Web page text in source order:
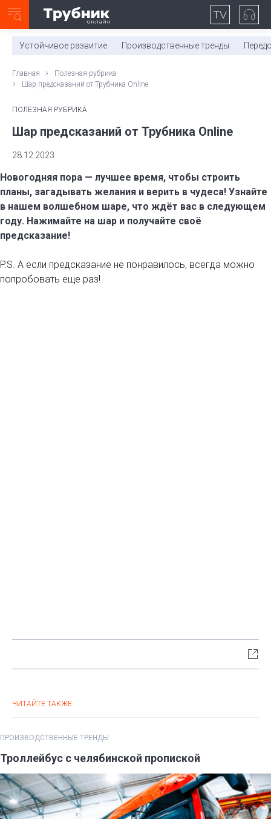
0:00/ 11:03
Устойчивое развитие Производственные тренды
Главная
Полезная рубрика
Шар предсказаний от Трубника Online
ПОЛЕЗНАЯ РУБРИКА
Шар предсказаний от Трубника Online
28.12.2023
Новогодняя пора — лучшее время, чтобы строить
планы, загадывать желания и верить в чудеса! Узнайте
в нашем волшебном шаре, что ждёт вас в следующем
году. Нажимайте на шар и получайте своё
предсказание!
P.S. А если предсказание не понравилось, всегда можно
попробовать еще раз!
ЧИТАЙТЕ ТАКЖЕ
ПРОИЗВОДСТВЕННЫЕ ТРЕНДЫ
Троллейбус с челябинской пропиской